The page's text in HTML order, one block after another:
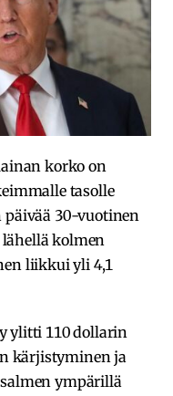
korko on
tasolle
30-vuotinen
kolmen
liikkui yli 4,1
ylitti 110 dollarin
kärjistyminen ja
ympärillä